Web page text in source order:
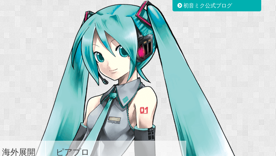
海外展開 ピアプロ
初音ミク公式ブログ